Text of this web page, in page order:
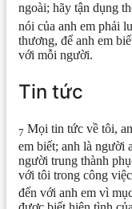
ngoài; hãy tận dụng
nói của anh em phải
thương, để anh em
với mỗi người.
Tin tức
7 Mọi tin tức về tôi,
em biết; anh là người
người trung thành
với tôi trong công
đến với anh em vì